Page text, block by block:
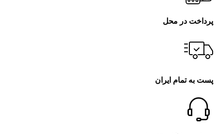
پرداخت در محل
پست به تمام ایران